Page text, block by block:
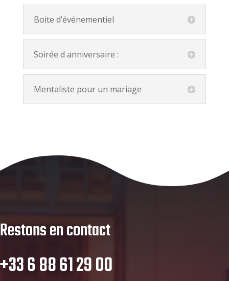
Boite d’événementiel
Soirée d anniversaire :
Mentaliste pour un mariage
Restons en contact
+33 6 88 61 29 00